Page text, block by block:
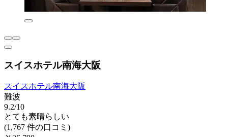
スイスホテル南海大阪
スイスホテル南海大阪
難波
9.2/10
とても素晴らしい
(1,767 件の口コミ)